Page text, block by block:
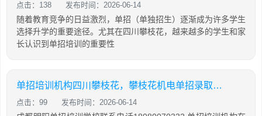
点击：138 发布时间：2026-06-14
随着教育竞争的日益激烈，单招（单独招生）逐渐成为许多学生
选择升学的重要途径。尤其在四川攀枝花，越来越多的学生和家
长认识到单招培训的重要性
单招培训机构四川攀枝花，攀枝花机电单招录取查询
点击：99 发布时间：2026-06-14